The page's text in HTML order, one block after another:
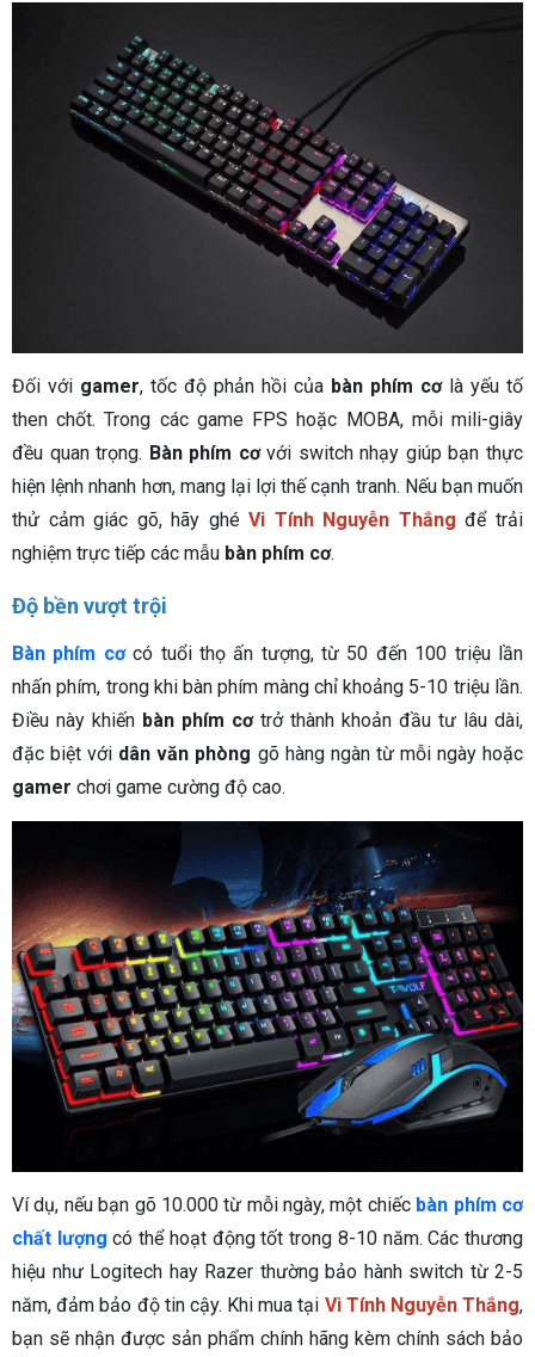
Đối với gamer, tốc độ phản hồi của bàn phím cơlà yếu tố
then chốt. Trong các game FPS hoặc MOBA, mỗi mili-giây
đều quan trọng. Bàn phím cơvới switch nhạy giúp bạn thực
hiện lệnh nhanh hơn, mang lại lợi thế cạnh tranh. Nếu bạn muốn
thử cảm giác gõ, hãy ghéVi Tính Nguyễn Thắng để trải
nghiệm trực tiếp các mẫu bàn phím cơ.
Độ bền vượt trội
Bàn phím cơcó tuổi thọ ấn tượng, từ 50 đến 100 triệu lần
nhấn phím, trong khi bàn phím màng chỉ khoảng 5-10 triệu lần.
Điều này khiến bàn phím cơtrở thành khoản đầu tư lâu dài,
đặc biệt với dân văn phòng gõ hàng ngàn từ mỗi ngày hoặc
gamer chơi game cường độ cao.
Ví dụ, nếu bạn gõ 10.000 từ mỗi ngày, một chiếc bàn phím cơ
chất lượng có thể hoạt động tốt trong 8-10 năm. Các thương
hiệu như Logitech hay Razer thường bảo hành switch từ 2-5
năm, đảm bảo độ tin cậy. Khi mua tại Vi Tính Nguyễn Thắng,
bạn sẽ nhận được sản phẩm chính hãng kèm chính sách bảo